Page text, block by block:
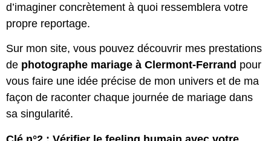
d’imaginer concrètement à quoi ressemblera votre
propre reportage.
Sur mon site, vous pouvez découvrir mes prestations
de photographe mariage à Clermont-Ferrand pour
vous faire une idée précise de mon univers et de ma
façon de raconter chaque journée de mariage dans
sa singularité.